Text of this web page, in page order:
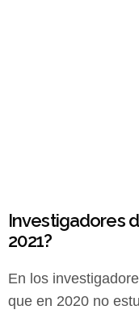
Investigadores
2021?
En los
que en 2020 no